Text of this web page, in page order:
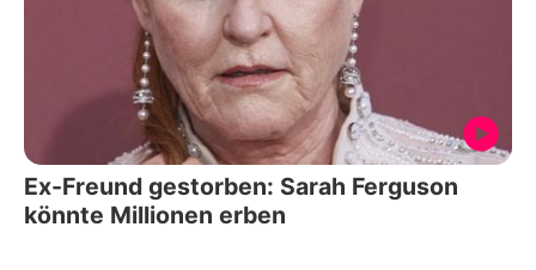
Ex-Freund gestorben: Sarah Ferguson
könnte Millionen erben